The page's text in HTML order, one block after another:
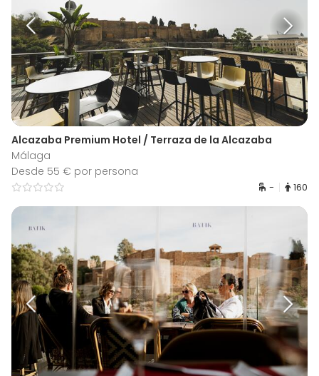
Alcazaba Premium Hotel / Terraza de la Alcazaba
Málaga
Desde 55 € por persona
- 160